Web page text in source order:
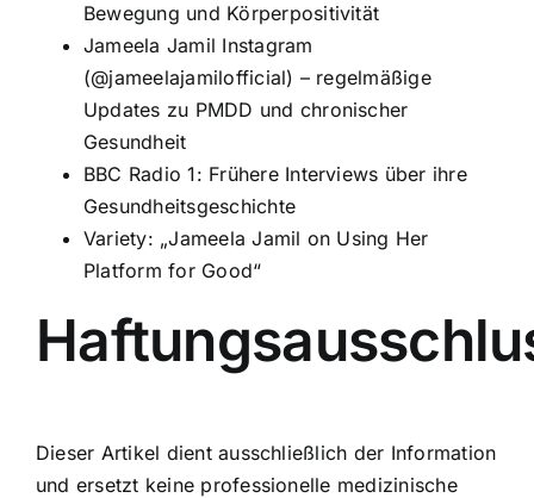
Bewegung und Körperpositivität
Jameela Jamil Instagram
(@jameelajamilofficial) – regelmäßige
Updates zu PMDD und chronischer
Gesundheit
BBC Radio 1: Frühere Interviews über ihre
Gesundheitsgeschichte
Variety: „Jameela Jamil on Using Her
Platform for Good“
Dieser Artikel dient ausschließlich der Information
und ersetzt keine professionelle medizinische